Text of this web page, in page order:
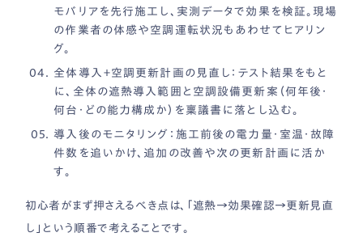
モバリアを先行施工し、実測データで効果を検証。現場
の作業者の体感や空調運転状況もあわせてヒアリン
グ。
全体導入＋空調更新計画の見直し ：テスト結果をもと
に、全体の遮熱導入範囲と空調設備更新案（何年後・
何台・どの能力構成か）を稟議書に落とし込む。
導入後のモニタリング ：施工前後の電力量・室温・故障
件数を追いかけ、追加の改善や次の更新計画に活か
す。
初心者がまず押さえるべき点は、「遮熱→効果確認→更新見直
し」という順番で考えることです。